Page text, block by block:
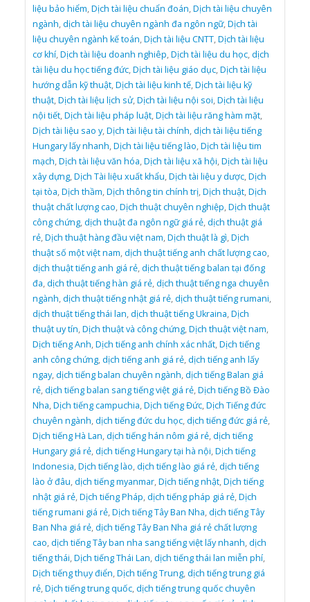
liệu bảo hiểm,Dịch tài liệu chuẩn đoán,Dịch tài liệu chuyên
ngành,dịch tài liệu chuyên ngành đa ngôn ngữ,Dịch tài
liệu chuyên ngành kế toán,Dịch tài liệu CNTT,Dịch tài liệu
cơ khí,Dịch tài liệu doanh nghiêp,Dịch tài liệu du học,dịch
tài liệu du học tiếng đức,Dịch tài liệu giáo dục,Dịch tài liệu
hướng dẫn kỹ thuật,Dịch tài liệu kinh tế,Dịch tài liệu kỹ
thuật,Dịch tài liệu lịch sử,Dịch tài liệu nội soi,Dịch tài liệu
nội tiết,Dịch tài liệu pháp luật,Dịch tài liệu răng hàm mặt,
Dịch tài liệu sao y,Dịch tài liệu tài chính,dịch tài liệu tiếng
Hungary lấy nhanh,Dịch tài liệu tiếng lào,Dịch tài liệu tim
mạch,Dịch tài liệu văn hóa,Dịch tài liệu xã hội,Dịch tài liệu
xây dựng,Dịch Tài liệu xuất khẩu,Dịch tài liệu y dược,Dịch
tại tòa,Dịch thầm,Dịch thông tin chính trị,Dịch thuật,Dịch
thuật chất lượng cao,Dịch thuật chuyên nghiệp,Dịch thuật
công chứng,dịch thuật đa ngôn ngữ giá rẻ,dịch thuật giá
rẻ,Dịch thuật hàng đầu việt nam,Dịch thuật là gì,Dịch
thuật số một việt nam,dịch thuật tiếng anh chất lượng cao,
dịch thuật tiếng anh giá rẻ,dịch thuật tiếng balan tại đống
đa,dịch thuật tiếng hàn giá rẻ,dịch thuật tiếng nga chuyên
ngành,dịch thuật tiếng nhật giá rẻ,dịch thuật tiếng rumani,
dịch thuật tiếng thái lan,dịch thuật tiếng Ukraina,Dịch
thuật uy tín,Dịch thuật và công chứng,Dịch thuật việt nam,
Dịch tiếng Anh,Dịch tiếng anh chính xác nhất,Dịch tiếng
anh công chứng,dịch tiếng anh giá rẻ,dịch tiếng anh lấy
ngay,dịch tiếng balan chuyên ngành,dịch tiếng Balan giá
rẻ,dịch tiếng balan sang tiếng việt giá rẻ,Dịch tiếng Bồ Đào
Nha,Dịch tiếng campuchia,Dịch tiếng Đức,Dịch Tiếng đức
chuyên ngành,dịch tiếng đức du học,dịch tiếng đức giá rẻ,
Dịch tiếng Hà Lan,dịch tiếng hán nôm giá rẻ,dịch tiếng
Hungary giá rẻ,dịch tiếng Hungary tại hà nội,Dịch tiếng
Indonesia,Dịch tiếng lào,dịch tiếng lào giá rẻ,dịch tiếng
lào ở đâu,dịch tiếng myanmar,Dịch tiếng nhật,Dịch tiếng
nhật giá rẻ,Dịch tiếng Pháp,dịch tiếng pháp giá rẻ,Dịch
tiếng rumani giá rẻ,Dịch tiếng Tây Ban Nha,dịch tiếng Tây
Ban Nha giá rẻ,dịch tiếng Tây Ban Nha giá rẻ chất lượng
cao,dịch tiếng Tây ban nha sang tiếng việt lấy nhanh,dịch
tiếng thái,Dịch tiếng Thái Lan,dịch tiếng thái lan miễn phí,
Dịch tiếng thụy điển,Dịch tiếng Trung,dịch tiếng trung giá
rẻ,Dịch tiếng trung quốc,dịch tiếng trung quốc chuyên